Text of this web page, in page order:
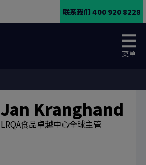
联系我们 400 920 8228
菜单
Jan Kranghand
LRQA食品卓越中心全球主管